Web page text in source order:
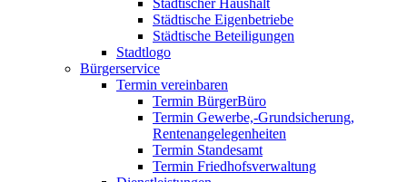
Städtischer Haushalt
Städtische Eigenbetriebe
Städtische Beteiligungen
Stadtlogo
Bürgerservice
Termin vereinbaren
Termin BürgerBüro
Termin Gewerbe,-Grundsicherung,
Rentenangelegenheiten
Termin Standesamt
Termin Friedhofsverwaltung